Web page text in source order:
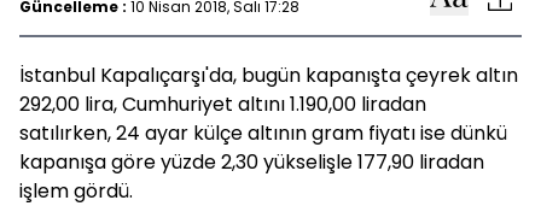
Güncelleme : 10 Nisan 2018, Salı 17:28
İstanbul Kapalıçarşı'da, bugün kapanışta çeyrek altın
292,00 lira, Cumhuriyet altını 1.190,00 liradan
satılırken, 24 ayar külçe altının gram fiyatı ise dünkü
kapanışa göre yüzde 2,30 yükselişle 177,90 liradan
işlem gördü.